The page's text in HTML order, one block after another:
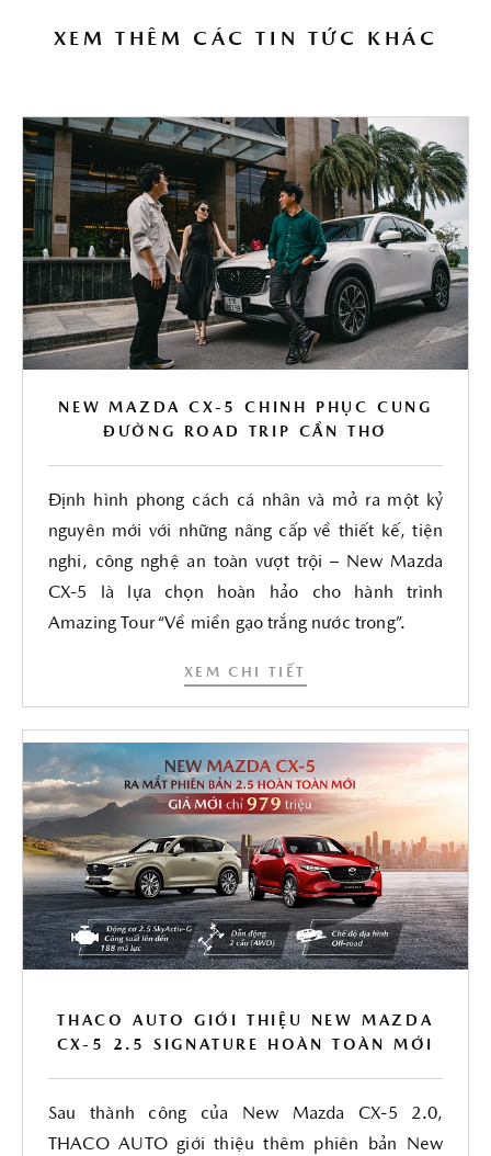
XEM THÊM CÁC TIN TỨC KHÁC
NEW MAZDA CX-5 CHINH PHỤC CUNG
ĐƯỜNG ROAD TRIP CẦN THƠ
Định hình phong cách cá nhân và mở ra một kỷ
nguyên mới với những nâng cấp về thiết kế, tiện
nghi, công nghệ an toàn vượt trội – New Mazda
CX-5 là lựa chọn hoàn hảo cho hành trình
Amazing Tour “Về miền gạo trắng nước trong”.
XEM CHI TIẾT
THACO AUTO GIỚI THIỆU NEW MAZDA
CX-5 2.5 SIGNATURE HOÀN TOÀN MỚI
Sau thành công của New Mazda CX-5 2.0,
THACO AUTO giới thiệu thêm phiên bản New